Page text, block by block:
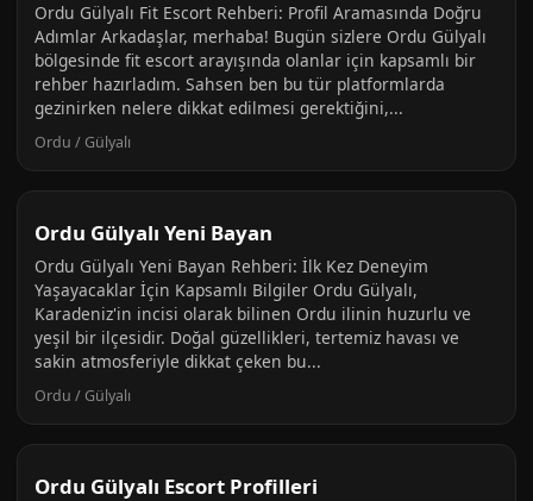
Ordu Gülyalı Fit Escort Rehberi: Profil Aramasında Doğru
Adımlar Arkadaşlar, merhaba! Bugün sizlere Ordu Gülyalı
bölgesinde fit escort arayışında olanlar için kapsamlı bir
rehber hazırladım. Sahsen ben bu tür platformlarda
gezinirken nelere dikkat edilmesi gerektiğini,...
Ordu / Gülyalı
Ordu Gülyalı Yeni Bayan
Ordu Gülyalı Yeni Bayan Rehberi: İlk Kez Deneyim
Yaşayacaklar İçin Kapsamlı Bilgiler Ordu Gülyalı,
Karadeniz'in incisi olarak bilinen Ordu ilinin huzurlu ve
yeşil bir ilçesidir. Doğal güzellikleri, tertemiz havası ve
sakin atmosferiyle dikkat çeken bu...
Ordu / Gülyalı
Ordu Gülyalı Escort Profilleri